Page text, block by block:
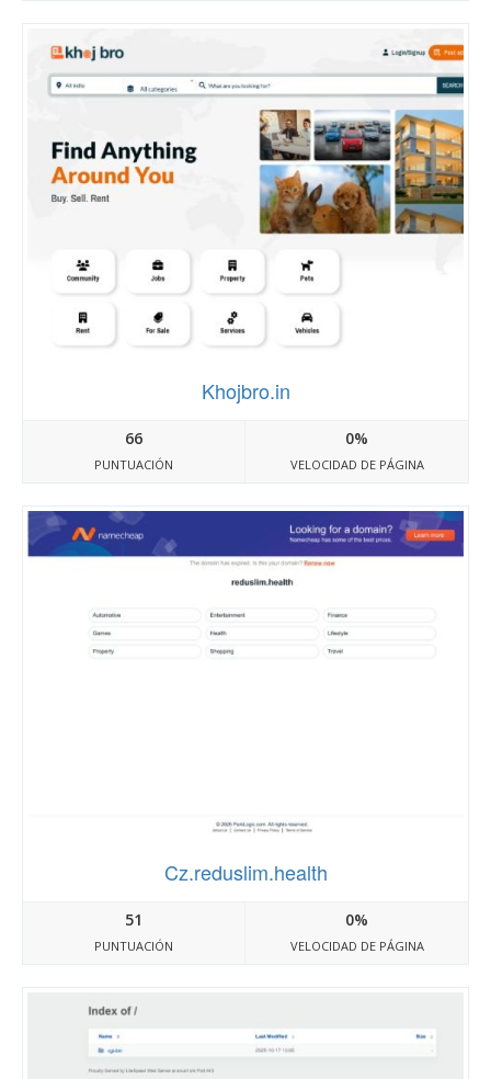
Khojbro.in
66
PUNTUACIÓN
0%
VELOCIDAD DE PÁGINA
Cz.reduslim.health
51
PUNTUACIÓN
0%
VELOCIDAD DE PÁGINA